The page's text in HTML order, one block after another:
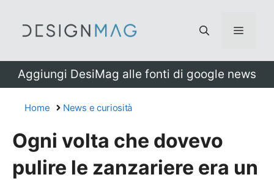
Menu
Aggiungi DesiMag alle fonti di google news
Home News e curiosità
Ogni volta che dovevo
pulire le zanzariere era un